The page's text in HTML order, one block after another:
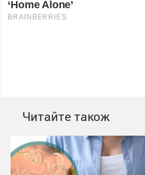
Читайте також